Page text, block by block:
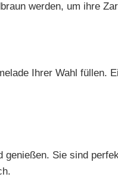
werden, um ihre
Ihrer Wahl füllen.
Sie sind